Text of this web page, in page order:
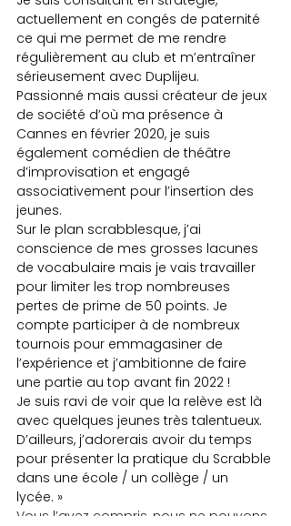
actuellement en congés de paternité
ce qui me permet de me rendre
régulièrement au club et m’entraîner
sérieusement avec Duplijeu.
Passionné mais aussi créateur de jeux
de société d’où ma présence à
Cannes en février 2020, je suis
également comédien de théâtre
d’improvisation et engagé
associativement pour l’insertion des
jeunes.
Sur le plan scrabblesque, j’ai
conscience de mes grosses lacunes
de vocabulaire mais je vais travailler
pour limiter les trop nombreuses
pertes de prime de 50 points. Je
compte participer à de nombreux
tournois pour emmagasiner de
l’expérience et j’ambitionne de faire
une partie au top avant fin 2022 !
Je suis ravi de voir que la relève est là
avec quelques jeunes très talentueux.
D’ailleurs, j’adorerais avoir du temps
pour présenter la pratique du Scrabble
dans une école / un collège / un
lycée. »
Vous l’avez compris, nous ne pouvons